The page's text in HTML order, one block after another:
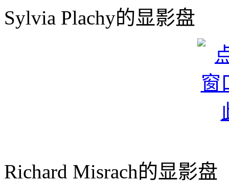
Sylvia Plachy的显影盘
Richard Misrach的显影盘